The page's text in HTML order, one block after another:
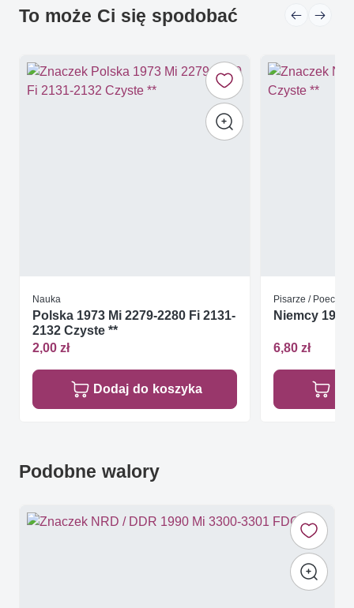
To może Ci się spodobać
Nauka
Polska 1973 Mi 2279-2280 Fi 2131-
2132 Czyste **
2,00 zł
Dodaj do koszyka
Pisarze / Poeci
Niemcy 1975
6,80 zł
Podobne walory